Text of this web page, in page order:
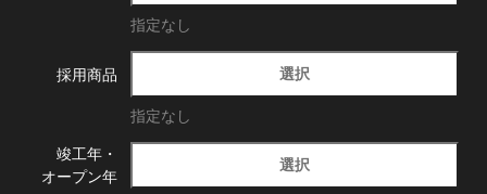
指定なし
採用商品 選択
指定なし
竣工年・
オープン年
選択